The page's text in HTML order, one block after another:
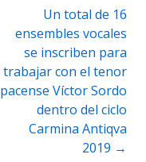
Un total de 16
ensembles vocales
se inscriben para
trabajar con el tenor
pacense Víctor Sordo
dentro del ciclo
Carmina Antiqva
2019 →